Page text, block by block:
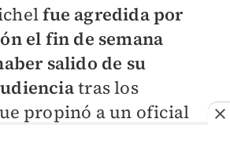
fue agredida por
el fin de semana
salido de su
tras los
propinó a un oficial